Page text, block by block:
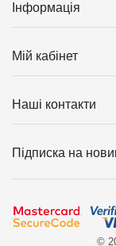
Інформація
Мій кабінет
Наші контакти
Підписка на
©